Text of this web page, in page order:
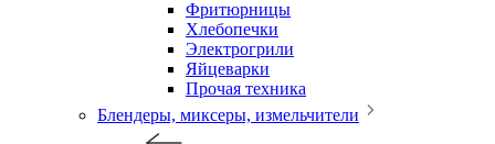
Фритюрницы
Хлебопечки
Электрогрили
Яйцеварки
Прочая техника
Блендеры, миксеры, измельчители